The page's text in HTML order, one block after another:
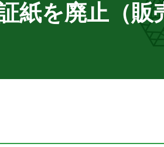
紙を廃止（販